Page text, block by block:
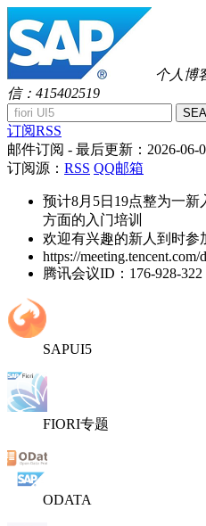
个人博
信：415402519
订阅RSS
邮件订阅 - 最后更新： 2026-06-
订阅源： RSS QQ邮箱
预计8月5日19点整为一
方面的入门培训
欢迎有兴趣的新人到时参
https://
腾讯会议ID：176-928-322
SAPUI5
FIORI专题
ODATA